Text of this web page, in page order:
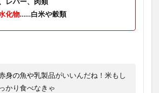
化物……白米や穀類
身の魚や乳製品がいいんだね！米もし
っかり食べなきゃ